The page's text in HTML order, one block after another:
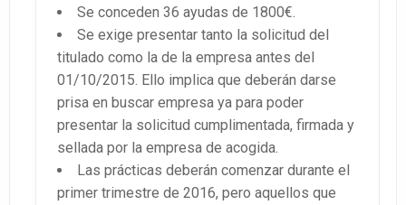
Se conceden 36 ayudas de 1800€.
Se exige presentar tanto la solicitud del
titulado como la de la empresa antes del
01/10/2015. Ello implica que deberán darse
prisa en buscar empresa ya para poder
presentar la solicitud cumplimentada, firmada y
sellada por la empresa de acogida.
Las prácticas deberán comenzar durante el
primer trimestre de 2016, pero aquellos que